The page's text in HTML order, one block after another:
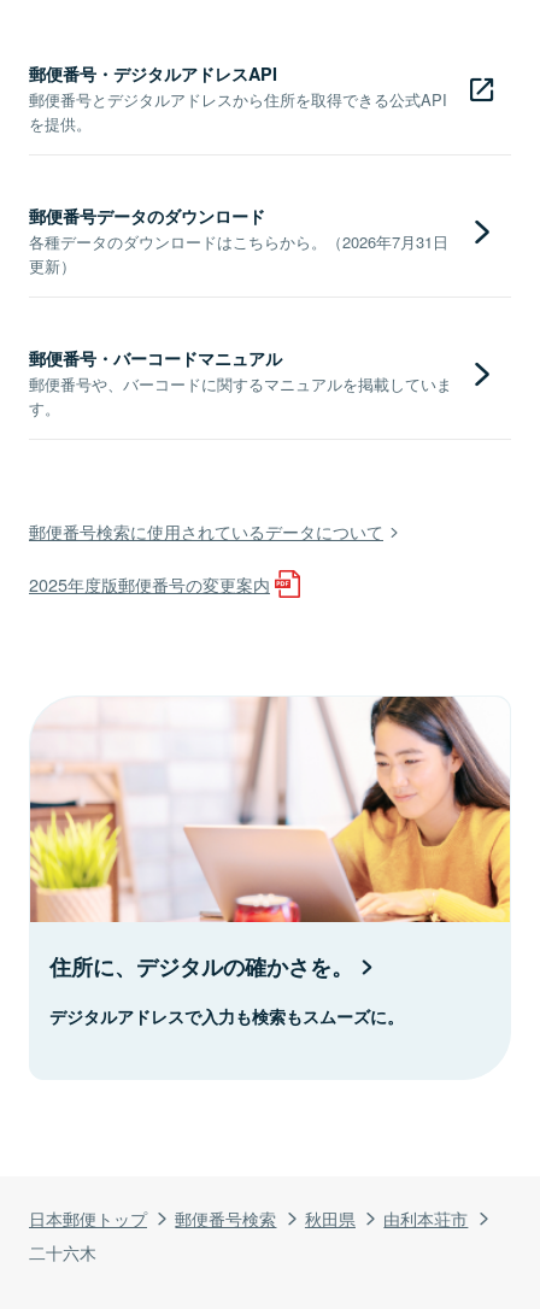
日本郵便トップ 郵便番号検索 秋田県
由利本荘市
二十六木
郵便番号・デジタルアドレスAPI
郵便番号とデジタルアドレスから住所を取得できる公式API
を提供。
郵便番号データのダウンロード
各種データのダウンロードはこちらから。（2026年7月31日
更新）
郵便番号・バーコードマニュアル
郵便番号や、バーコードに関するマニュアルを掲載していま
す。
郵便番号検索に使用されているデータについて
2025年度版郵便番号の変更案内
住所に、デジタルの確かさを。
デジタルアドレスで入力も検索もスムーズに。